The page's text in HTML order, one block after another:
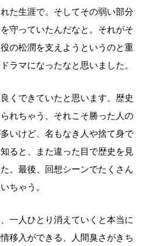
た生涯で。そしてその弱い部分
守っていたんだなと。それがそ
の松潤を支えようというのと重
ラマになったなと思いました。
くできていたと思います。歴史
れちゃう、それこそ勝った人の
いけど、名もなき人や捨て身で
ると、また違った目で歴史を見
。最後、回想シーンでたくさん
ちゃう。
一人ひとり消えていくと本当に
移入ができる、人間臭さがきち